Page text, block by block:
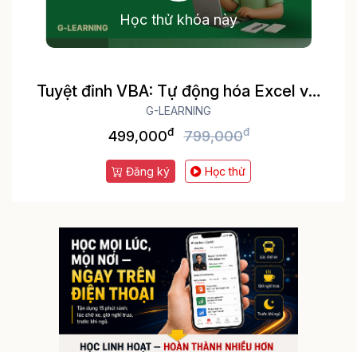
Học thử khóa này
Tuyệt đỉnh VBA: Tự động hóa Excel với
lập trình VBA
G-LEARNING
499,000đ 799,000đ
Đăng ký Học thử